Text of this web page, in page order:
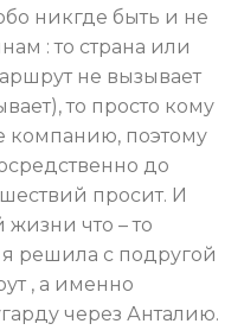
никгде быть и не
: то страна или
не вызывает
то просто кому
компанию, поэтому
до
просит. И
жизни что – то
решила с подругой
, а именно
через Анталию.